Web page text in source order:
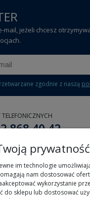
mail, jeżeli chcesz
zgodnie z naszą
868 40 42
prywatność
im technologie
nam dostosować
wykorzystanie
do sklepu lub dostosować